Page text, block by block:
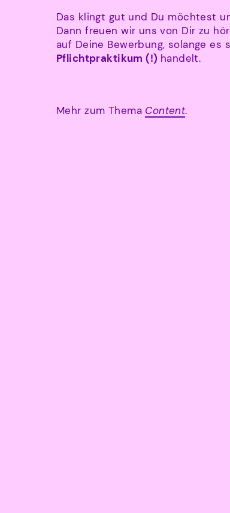
Das klingt gut und Du möchtest
Dann freuen wir uns von Dir zu
auf Deine Bewerbung, solange es
Pflichtpraktikum (!) handelt.
Mehr zum Thema Content.